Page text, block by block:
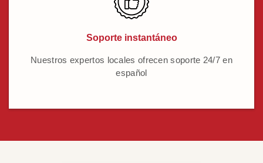
Soporte instantáneo
Nuestros expertos locales ofrecen soporte 24/7 en
español